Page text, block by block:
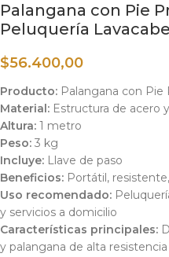
Palangana con Pie
Peluquería
$56.400,00
Producto: Palangana con Pie
Material: Estructura de acero
Altura: 1 metro
Peso: 3 kg
Incluye: Llave de paso
Beneficios: Portátil,
Uso recomendado:
y servicios a domicilio
Características principales:
y palangana de alta